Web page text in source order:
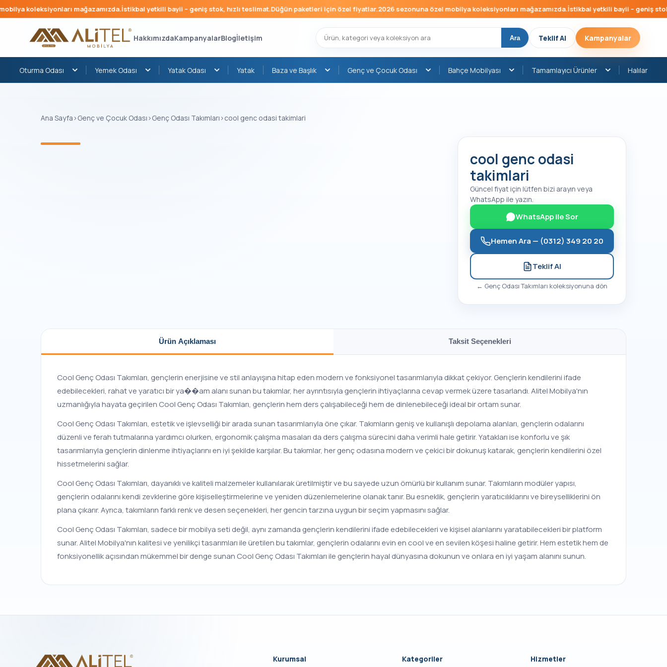
koleksiyonları mağazamızda.İstikbal yetkili bayii – geniş stok, hızlı teslimat.Düğün paketleri için özel fiyatlar.2026 sezonuna özel mobilya koleksiyonları mağazamızda.İstikbal yetkili bayii – geniş stok,
HakkımızdaKampanyalarBlogİletişim Ara Teklif Al Kampanyalar
Oturma Odası Yemek Odası Yatak Odası Yatak Baza ve Başlık Genç ve Çocuk Odası Bahçe Mobilyası Tamamlayıcı Ürünler Halılar
Ana Sayfa ›Genç ve Çocuk Odası ›Genç Odası Takımları ›cool genc odasi takimlari
cool genc odasi
takimlari
Güncel fiyat için lütfen bizi arayın veya
WhatsApp ile yazın.
WhatsApp ile Sor
Hemen Ara — (0312) 349 20 20
Teklif Al
← Genç Odası Takımları koleksiyonuna dön
Ürün Açıklaması Taksit Seçenekleri
Cool Genç Odası Takımları, gençlerin enerjisine ve stil anlayışına hitap eden modern ve fonksiyonel tasarımlarıyla dikkat çekiyor. Gençlerin kendilerini ifade
edebilecekleri, rahat ve yaratıcı bir ya��am alanı sunan bu takımlar, her ayrıntısıyla gençlerin ihtiyaçlarına cevap vermek üzere tasarlandı. Alitel Mobilya'nın
uzmanlığıyla hayata geçirilen Cool Genç Odası Takımları, gençlerin hem ders çalışabileceği hem de dinlenebileceği ideal bir ortam sunar.
Cool Genç Odası Takımları, estetik ve işlevselliği bir arada sunan tasarımlarıyla öne çıkar. Takımların geniş ve kullanışlı depolama alanları, gençlerin odalarını
düzenli ve ferah tutmalarına yardımcı olurken, ergonomik çalışma masaları da ders çalışma sürecini daha verimli hale getirir. Yatakları ise konforlu ve şık
tasarımlarıyla gençlerin dinlenme ihtiyaçlarını en iyi şekilde karşılar. Bu takımlar, her genç odasına modern ve çekici bir dokunuş katarak, gençlerin kendilerini özel
hissetmelerini sağlar.
Cool Genç Odası Takımları, dayanıklı ve kaliteli malzemeler kullanılarak üretilmiştir ve bu sayede uzun ömürlü bir kullanım sunar. Takımların modüler yapısı,
gençlerin odalarını kendi zevklerine göre kişiselleştirmelerine ve yeniden düzenlemelerine olanak tanır. Bu esneklik, gençlerin yaratıcılıklarını ve bireyselliklerini ön
plana çıkarır. Ayrıca, takımların farklı renk ve desen seçenekleri, her gencin tarzına uygun bir seçim yapmasını sağlar.
Cool Genç Odası Takımları, sadece bir mobilya seti değil, aynı zamanda gençlerin kendilerini ifade edebilecekleri ve kişisel alanlarını yaratabilecekleri bir platform
sunar. Alitel Mobilya'nın kalitesi ve yenilikçi tasarımları ile üretilen bu takımlar, gençlerin odalarını evin en cool ve en sevilen köşesi haline getirir. Hem estetik hem de
fonksiyonellik açısından mükemmel bir denge sunan Cool Genç Odası Takımları ile gençlerin hayal dünyasına dokunun ve onlara en iyi yaşam alanını sunun.
Kurumsal Kategoriler Hizmetler